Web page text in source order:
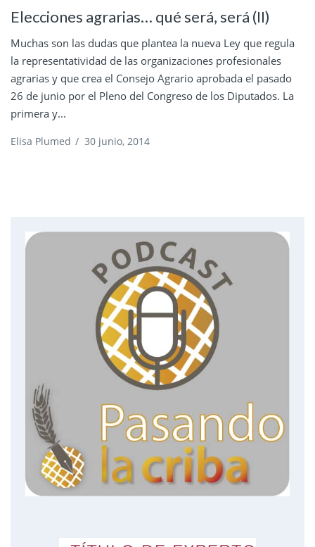
Elecciones agrarias… qué será, será (II)
Muchas son las dudas que plantea la nueva Ley que regula
la representatividad de las organizaciones profesionales
agrarias y que crea el Consejo Agrario aprobada el pasado
26 de junio por el Pleno del Congreso de los Diputados. La
primera y...
Elisa Plumed / 30 junio, 2014